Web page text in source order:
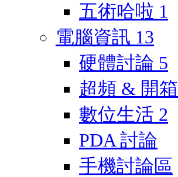
五術哈啦 1
電腦資訊 13
硬體討論 5
超頻 & 開箱
數位生活 2
PDA 討論
手機討論區